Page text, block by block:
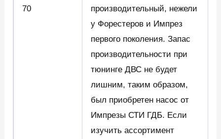
70
производительный, нежели
у Форестеров и Импрез
первого поколения. Запас
производительности при
тюнинге ДВС не будет
лишним, таким образом,
был приобретен насос от
Импрезы СТИ ГДБ. Если
изучить ассортимент